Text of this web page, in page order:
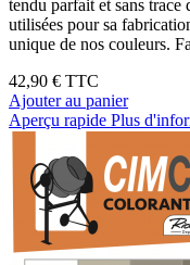
tendu parfait et sans trace
utilisées pour sa
unique de nos couleurs.
42,90 € TTC
Ajouter au panier
Aperçu rapide Plus